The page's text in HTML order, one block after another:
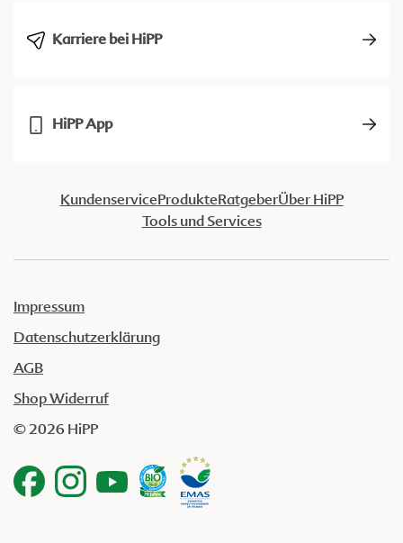
Karriere bei HiPP
HiPP App
KundenserviceProdukteRatgeberÜber HiPP
Tools und Services
Impressum
Datenschutzerklärung
AGB
Shop Widerruf
© 2026 HiPP